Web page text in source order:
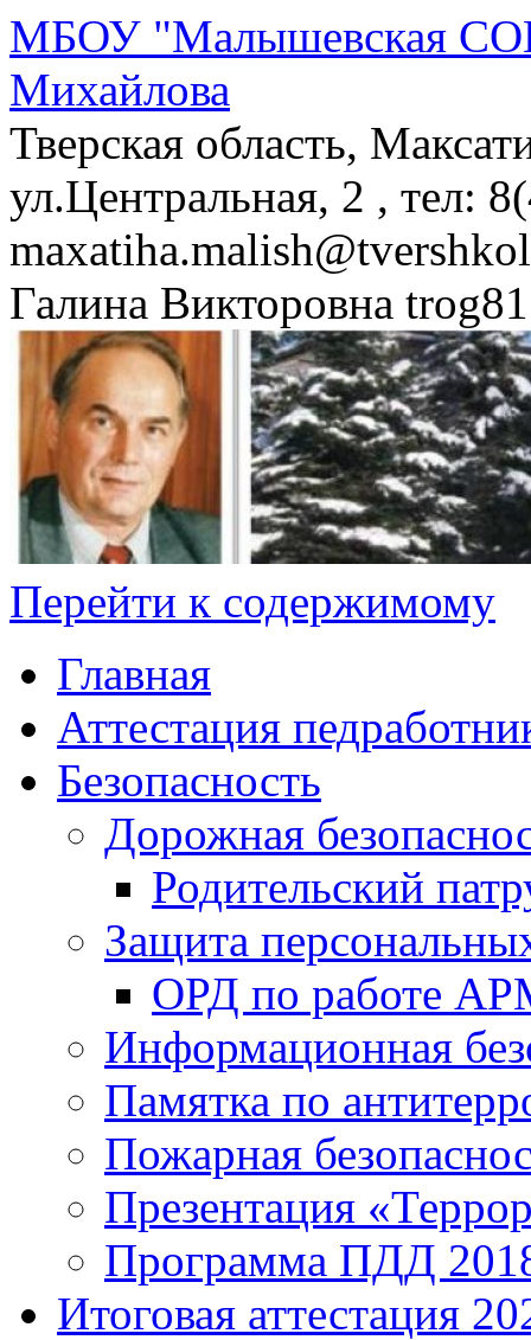
МБОУ "Малышевская
Михайлова
Тверская область,
ул.Центральная, 2 , тел:
Галина Викторовна
Перейти к содержимому
Главная
Аттестация
Безопасность
Дорожная
Родительский
Защита
ОРД по работе
Информационная
Памятка по
Пожарная
Презентация
Программа ПДД
Итоговая аттестация